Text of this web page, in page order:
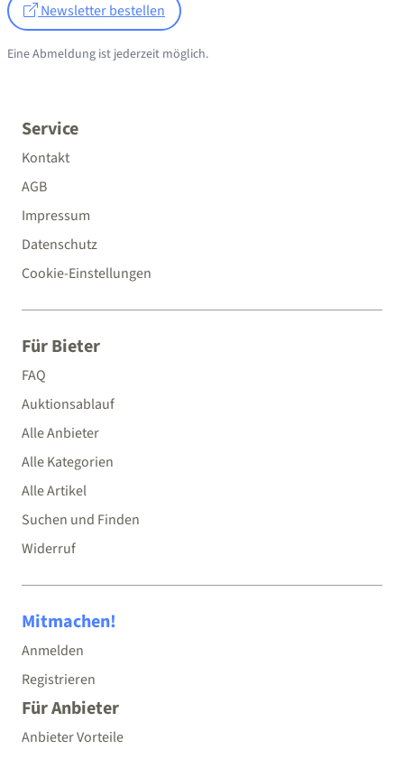
Service
Kontakt
AGB
Impressum
Datenschutz
Cookie-Einstellungen
Für Bieter
FAQ
Auktionsablauf
Alle Anbieter
Alle Kategorien
Alle Artikel
Suchen und Finden
Widerruf
Mitmachen!
Anmelden
Registrieren
Für Anbieter
Anbieter Vorteile
Newsletter bestellen
Eine Abmeldung ist jederzeit möglich.